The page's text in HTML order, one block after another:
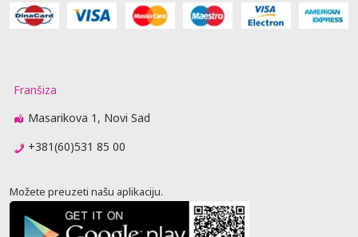
Franšiza
Masarikova 1, Novi Sad
+381(60)531 85 00
Možete preuzeti našu aplikaciju.